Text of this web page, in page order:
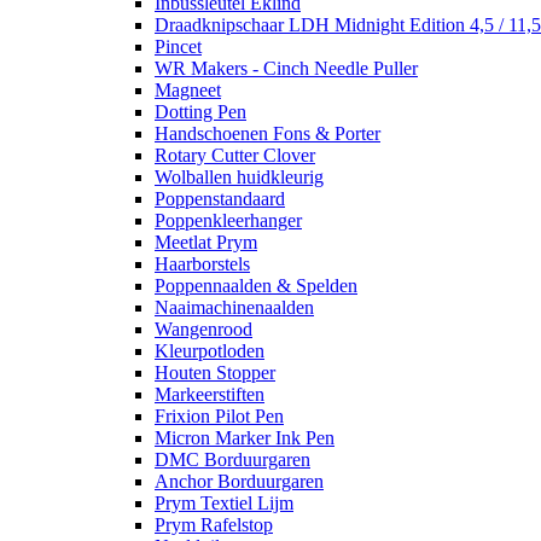
Draadknipschaar LDH Midnight Edition 4,5 /
Pincet
WR Makers - Cinch Needle Puller
Magneet
Dotting Pen
Handschoenen Fons & Porter
Rotary Cutter Clover
Wolballen huidkleurig
Poppenstandaard
Poppenkleerhanger
Meetlat Prym
Haarborstels
Poppennaalden & Spelden
Naaimachinenaalden
Wangenrood
Kleurpotloden
Houten Stopper
Markeerstiften
Frixion Pilot Pen
Micron Marker Ink Pen
DMC Borduurgaren
Anchor Borduurgaren
Prym Textiel Lijm
Prym Rafelstop